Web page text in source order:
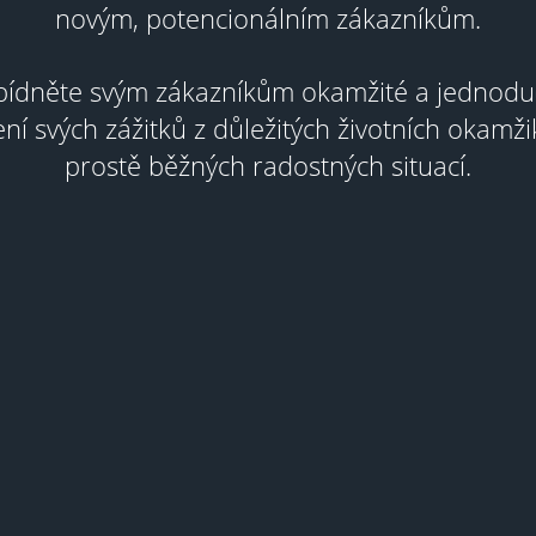
novým, potencionálním zákazníkům.
svým zákazníkům okamžité a
svých zážitků z důležitých životních
prostě běžných radostných situací.